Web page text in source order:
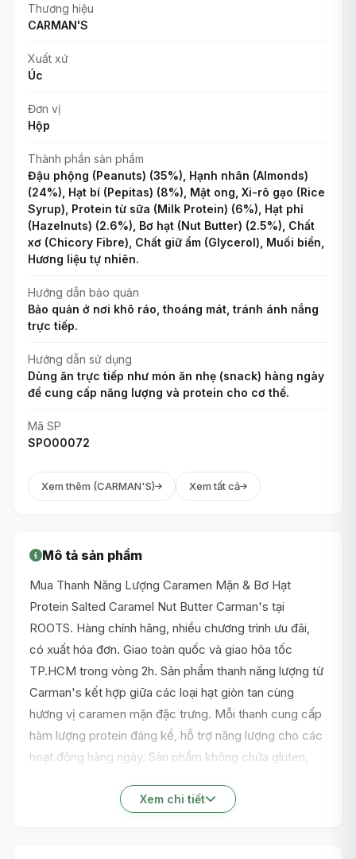
Thương hiệu
CARMAN'S
Xuất xứ
Úc
Đơn vị
Hộp
Thành phần sản phẩm
Đậu phộng (Peanuts) (35%), Hạnh nhân (Almonds)
(24%), Hạt bí (Pepitas) (8%), Mật ong, Xi-rô gạo (Rice
Syrup), Protein từ sữa (Milk Protein) (6%), Hạt phỉ
(Hazelnuts) (2.6%), Bơ hạt (Nut Butter) (2.5%), Chất
xơ (Chicory Fibre), Chất giữ ẩm (Glycerol), Muối biển,
Hương liệu tự nhiên.
Hướng dẫn bảo quản
Bảo quản ở nơi khô ráo, thoáng mát, tránh ánh nắng
trực tiếp.
Hướng dẫn sử dụng
Dùng ăn trực tiếp như món ăn nhẹ (snack) hàng ngày
để cung cấp năng lượng và protein cho cơ thể.
Mã SP
SPO00072
Xem thêm (CARMAN'S) Xem tất cả
Mô tả sản phẩm
Mua Thanh Năng Lượng Caramen Mặn & Bơ Hạt
Protein Salted Caramel Nut Butter Carman's tại
ROOTS. Hàng chính hãng, nhiều chương trình ưu đãi,
có xuất hóa đơn. Giao toàn quốc và giao hỏa tốc
TP.HCM trong vòng 2h. Sản phẩm thanh năng lượng từ
Carman's kết hợp giữa các loại hạt giòn tan cùng
hương vị caramen mặn đặc trưng. Mỗi thanh cung cấp
hàm lượng protein đáng kể, hỗ trợ năng lượng cho các
hoạt động hàng ngày. Sản phẩm không chứa gluten,
thành phần từ hạt tự nhiên như đậu phộng và hạnh
Xem chi tiết